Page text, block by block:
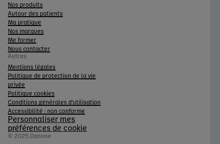
Nos produits
Autour des patients
Ma pratique
Nos marques
Me former
Nous contacter
Autres
Mentions légales
Politique de protection de la vie
privée
Politique cookies
Conditions générales d'utilisation
Accessibilité : non conforme
Personnaliser mes
préférences de cookie
© 2025 Danone